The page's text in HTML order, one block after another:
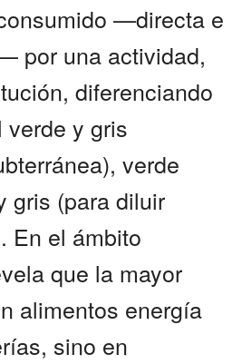
—directa e
por una actividad,
diferenciando
verde y gris
verde
gris (para diluir
En el ámbito
que la mayor
alimentos energía
sino en